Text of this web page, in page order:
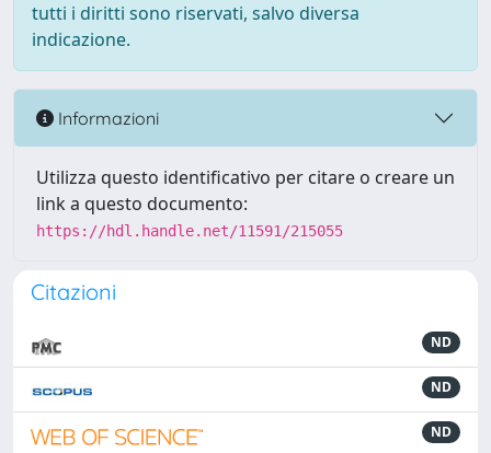
tutti i diritti sono riservati, salvo diversa
indicazione.
Informazioni
Utilizza questo identificativo per citare o creare un
link a questo documento:
https://hdl.handle.net/11591/215055
Citazioni
ND
ND
ND